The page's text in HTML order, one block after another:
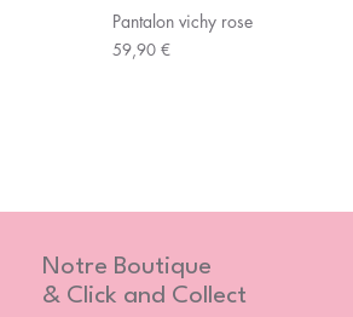
Pantalon vichy rose
Prix
59,90 €
Notre Boutique
& Click and Collect